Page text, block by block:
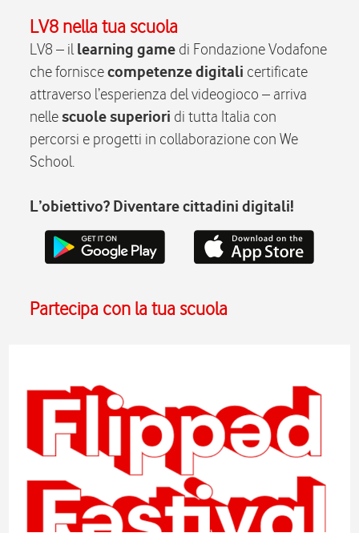
LV8 nella tua scuola
LV8 – illearning game di Fondazione Vodafone
che forniscecompetenze digitali certificate
attraverso l’esperienza del videogioco – arriva
nellescuole superiori di tutta Italia con
percorsi e progetti in collaborazione con We
School.
L’obiettivo? Diventare cittadini digitali!
Partecipa con la tua scuola